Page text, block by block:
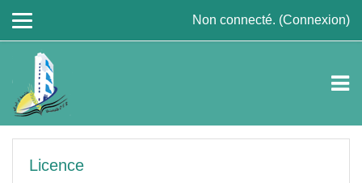
Non connecté. (Connexion)
Licence